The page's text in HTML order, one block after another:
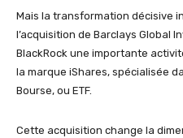
Mais la transformation décisive
l’acquisition de Barclays Global
BlackRock une importante
la marque iShares, spécialisée
Bourse, ou ETF.
Cette acquisition change la